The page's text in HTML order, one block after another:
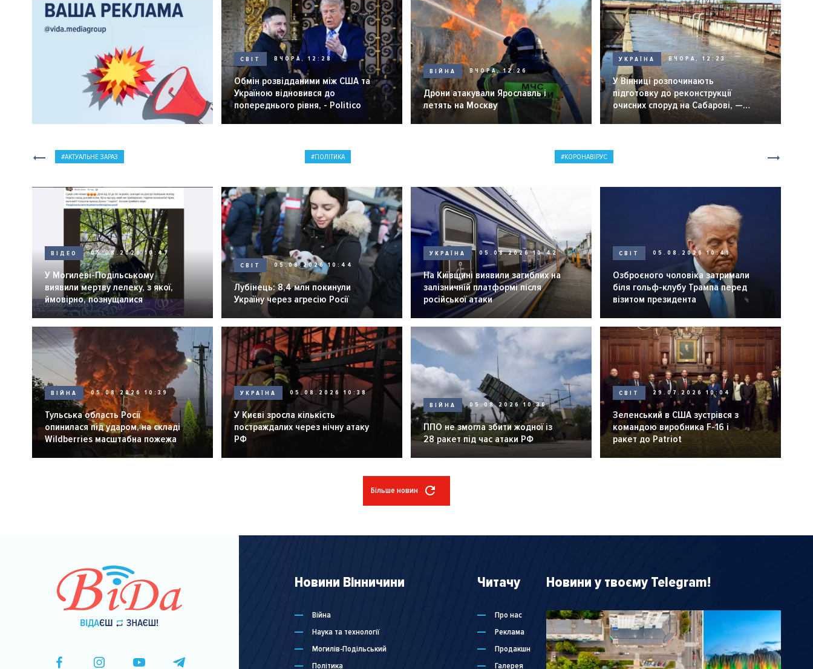
СВІТ ВЧОРА, 12:28
Обмін розвідданими між США та
Україною відновився до
попереднього рівня, - Politico
ВІЙНА ВЧОРА, 12:26
Дрони атакували Ярославль і
летять на Москву
УКРАЇНА ВЧОРА, 12:23
У Вінниці розпочинають
підготовку до реконструкції
очисних споруд на Сабарові, —
мер Вінниці.
АКТУАЛЬНЕ ЗАРАЗ ПОЛІТИКА КОРОНАВІРУС
ВІДЕО 05.08.2026 10:47
У Могилеві-Подільському
виявили мертву лелеку, з якої,
ймовірно, познущалися
СВІТ 05.08.2026 10:44
Лубінець: 8,4 млн покинули
Україну через агресію Росії
УКРАЇНА 05.08.2026 10:42
На Київщині виявили загиблих на
залізничній платформі після
російської атаки
СВІТ 05.08.2026 10:41
Озброєного чоловіка затримали
біля гольф-клубу Трампа перед
візитом президента
ВІЙНА 05.08.2026 10:39
Тульська область Росії
опинилася під ударом, на складі
Wildberries масштабна пожежа
УКРАЇНА 05.08.2026 10:38
У Києві зросла кількість
постраждалих через нічну атаку
РФ
ВІЙНА 05.08.2026 10:36
ППО не змогла збити жодної із
28 ракет під час атаки РФ
СВІТ 29.07.2026 10:04
Зеленський в США зустрівся з
командою виробника F-16 і
ракет до Patriot
Більше новин
Новини Вінничини
Війна
Наука та технології
Могилів-Подільський
Політика
Читачу
Про нас
Реклама
Продакшн
Галерея
Новини у твоєму Telegram!